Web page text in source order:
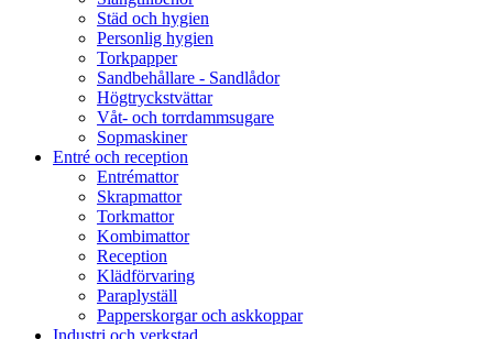
Städ och hygien
Personlig hygien
Torkpapper
Sandbehållare - Sandlådor
Högtryckstvättar
Våt- och torrdammsugare
Sopmaskiner
Entré och reception
Entrémattor
Skrapmattor
Torkmattor
Kombimattor
Reception
Klädförvaring
Paraplyställ
Papperskorgar och askkoppar
Industri och verkstad